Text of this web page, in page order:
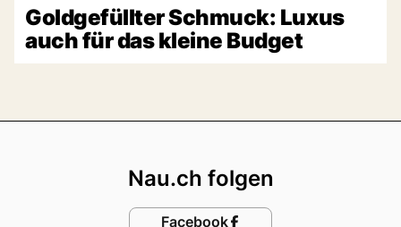
Goldgefüllter Schmuck: Luxus
auch für das kleine Budget
Nau.ch folgen
Facebook